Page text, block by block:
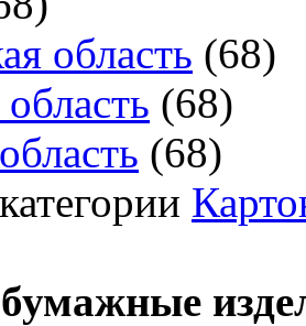
область (68)
(68)
(68)